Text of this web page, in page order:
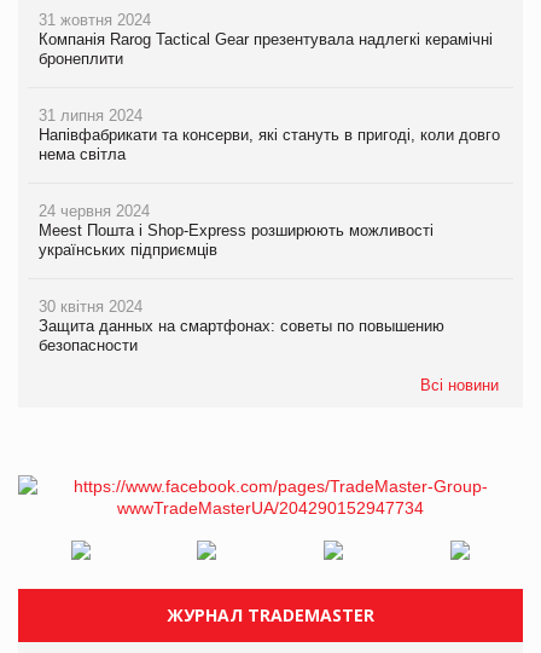
31 жовтня 2024
Компанія Rarog Tactical Gear презентувала надлегкі керамічні
бронеплити
31 липня 2024
Напівфабрикати та консерви, які стануть в пригоді, коли довго
нема світла
24 червня 2024
Meest Пошта і Shop-Express розширюють можливості
українських підприємців
30 квітня 2024
Защита данных на смартфонах: советы по повышению
безопасности
Всі новини
ЖУРНАЛ TRADEMASTER